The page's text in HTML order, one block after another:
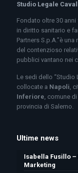
Studio Legale
Fondato oltre 30 anni
in diritto sanitario e
Partners S.p.A.”è
del contenzioso
pubblici vantano nei
Le sedi dello “Studio
collocate a Napoli,
Inferiore, comune
provincia di Salerno.
Ultime news
Isabella Fusillo –
Marketing